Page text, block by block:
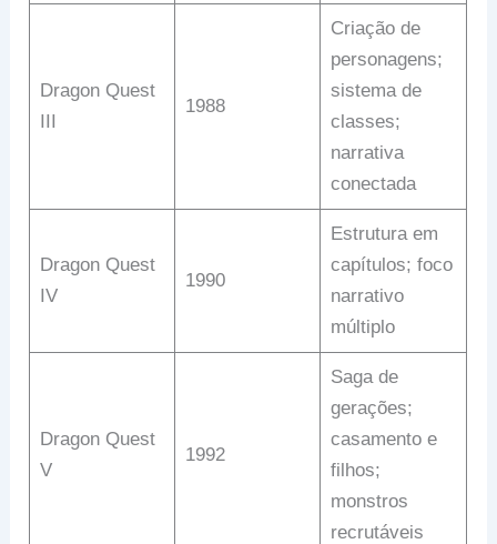
Dragon Quest
III
1988
Criação de
personagens;
sistema de
classes;
narrativa
conectada
Dragon Quest
IV
1990
Estrutura em
capítulos; foco
narrativo
múltiplo
Dragon Quest
V
1992
Saga de
gerações;
casamento e
filhos;
monstros
recrutáveis